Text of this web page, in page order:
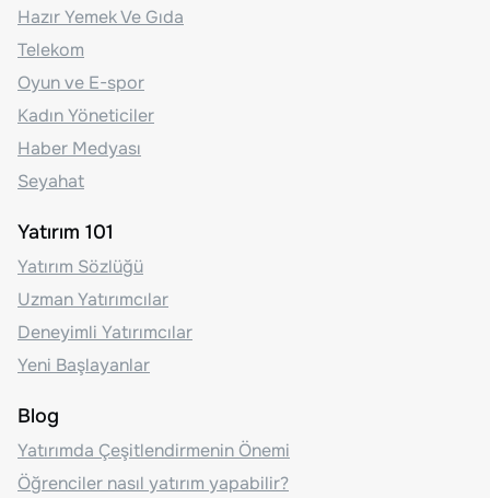
Hazır Yemek Ve Gıda
Telekom
Oyun ve E-spor
Kadın Yöneticiler
Haber Medyası
Seyahat
Yatırım 101
Yatırım Sözlüğü
Uzman Yatırımcılar
Deneyimli Yatırımcılar
Yeni Başlayanlar
Blog
Yatırımda Çeşitlendirmenin Önemi
Öğrenciler nasıl yatırım yapabilir?